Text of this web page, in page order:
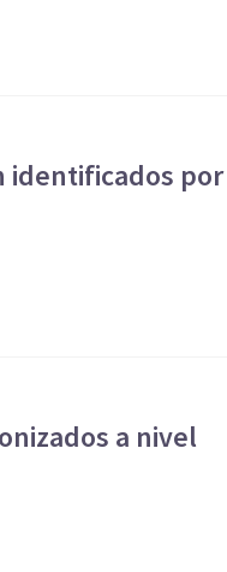
identificados por
a nivel